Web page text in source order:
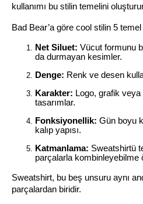
kullanımı bu stilin temelini
Bad Bear’a göre cool stilin 5
Net Siluet: Vücut formunu
da durmayan kesimler.
Denge: Renk ve desen
Karakter: Logo, grafik
tasarımlar.
Fonksiyonellik: Gün boyu
kalıp yapısı.
Katmanlama: Sweatshirtü
parçalarla kombinleyebilme
Sweatshirt, bu beş unsuru aynı
parçalardan biridir.